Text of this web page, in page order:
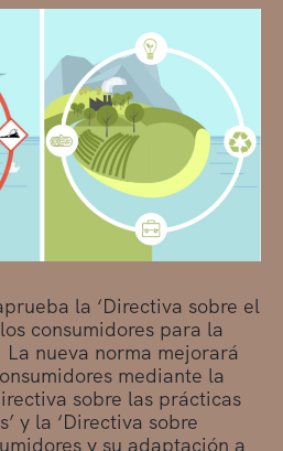
la ‘Directiva sobre el
consumidores para la
La nueva norma mejorará
mediante la
sobre las prácticas
y la ‘Directiva sobre
y su adaptación a